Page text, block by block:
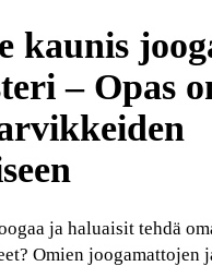
kaunis
– Opas
ja haluaisit tehdä
Omien joogamattojen